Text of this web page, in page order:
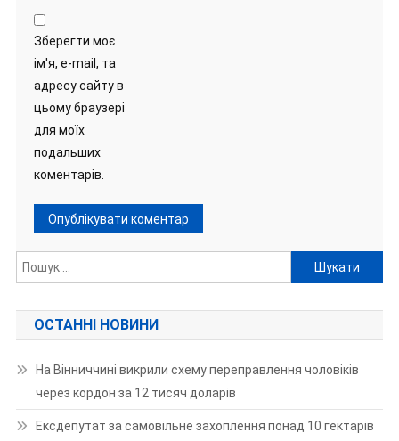
Зберегти моє
ім'я, e-mail, та
адресу сайту в
цьому браузері
для моїх
подальших
коментарів.
Пошук:
ОСТАННІ НОВИНИ
На Вінниччині викрили схему переправлення чоловіків
через кордон за 12 тисяч доларів
Ексдепутат за самовільне захоплення понад 10 гектарів